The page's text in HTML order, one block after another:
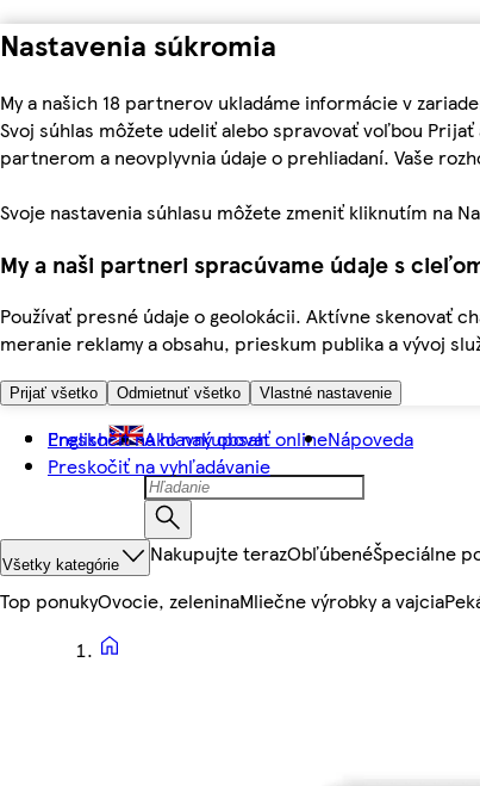
Nastavenia súkromia
My a našich 18 partnerov ukladáme informácie v
Svoj súhlas môžete udeliť alebo spravovať voľbou
partnerom a neovplyvnia údaje o prehliadaní. Vaše
Svoje nastavenia súhlasu môžete zmeniť kliknutím na
My a naši partneri spracúvame údaje s
Používať presné údaje o geolokácii. Aktívne skenovať
meranie reklamy a obsahu, prieskum publika a vývoj
Prijať všetko Odmietnuť všetko Vlastné nastavenie
Preskočiť na hlavný obsah
Preskočiť na vyhľadávanie
English Ako nakupovať onlineNápoveda
Všetky kategórie Nakupujte terazObľúbenéŠpeciálne
Top ponukyOvocie, zeleninaMliečne výrobky a vajcia